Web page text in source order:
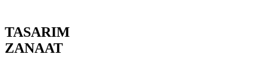
TASARIM
ZANAAT